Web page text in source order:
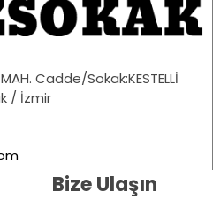
Cadde/Sokak:KESTELLİ
/ İzmir
Bize Ulaşın